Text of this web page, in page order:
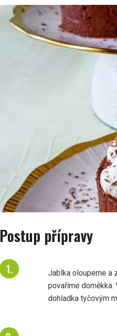
Postup přípravy
Jablka oloupeme a
povaříme doměkka.
dohladka tyčovým